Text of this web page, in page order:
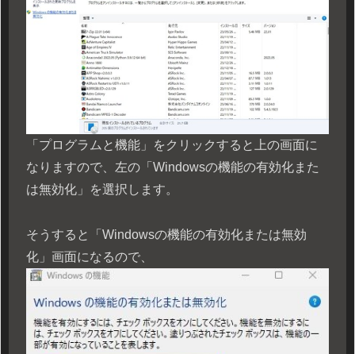
「プログラムと機能」をクリックすると上の画面に
なりますので、左の「Windowsの機能の有効化また
は無効化」を選択します。
そうすると「Windowsの機能の有効化または無効
化」画面になるので、